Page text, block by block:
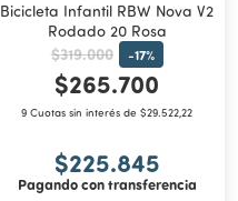
Bicicleta Infantil RBW Nova V2
Rodado 20 Rosa
$319.000 -17%
$265.700
9 Cuotas sin interés de $29.522,22
$225.845
Pagando con transferencia